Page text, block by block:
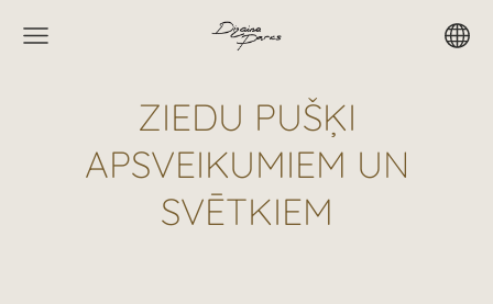
ZIEDU PUŠĶI
APSVEIKUMIEM UN
SVĒTKIEM